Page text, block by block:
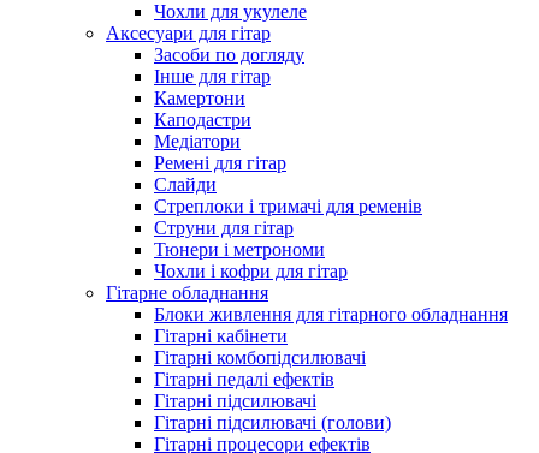
Чохли для укулеле
Аксесуари для гітар
Засоби по догляду
Інше для гітар
Камертони
Каподастри
Медіатори
Ремені для гітар
Слайди
Стреплоки і тримачі для ременів
Струни для гітар
Тюнери і метрономи
Чохли і кофри для гітар
Гітарне обладнання
Блоки живлення для гітарного обладнання
Гітарні кабінети
Гітарні комбопідсилювачі
Гітарні педалі ефектів
Гітарні підсилювачі
Гітарні підсилювачі (голови)
Гітарні процесори ефектів